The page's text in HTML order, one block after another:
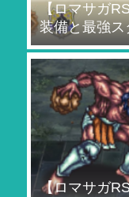
【ロマサガ
装備と最強
【ロマサガ